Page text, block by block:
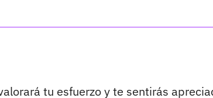
tu esfuerzo y te sentirás